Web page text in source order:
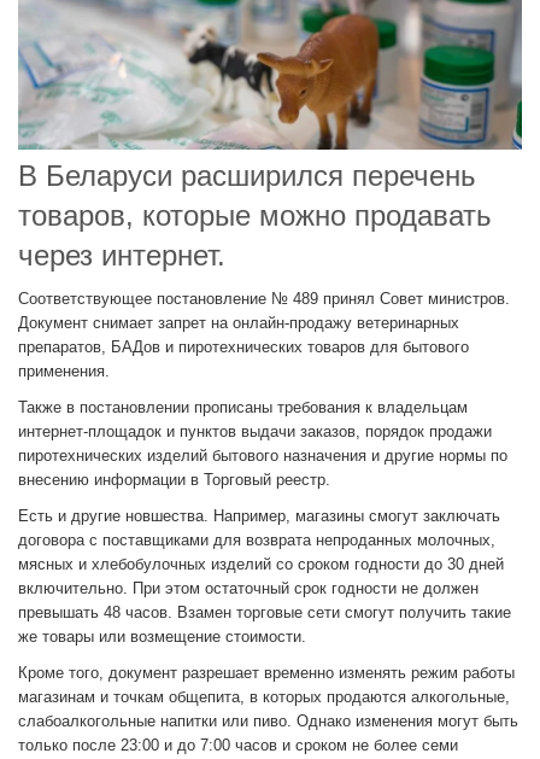
В Беларуси расширился перечень
товаров, которые можно продавать
через интернет.
Соответствующее постановление № 489 принял Совет министров.
Документ снимает запрет на онлайн-продажу ветеринарных
препаратов, БАДов и пиротехнических товаров для бытового
применения.
Также в постановлении прописаны требования к владельцам
интернет-площадок и пунктов выдачи заказов, порядок продажи
пиротехнических изделий бытового назначения и другие нормы по
внесению информации в Торговый реестр.
Есть и другие новшества. Например, магазины смогут заключать
договора с поставщиками для возврата непроданных молочных,
мясных и хлебобулочных изделий со сроком годности до 30 дней
включительно. При этом остаточный срок годности не должен
превышать 48 часов. Взамен торговые сети смогут получить такие
же товары или возмещение стоимости.
Кроме того, документ разрешает временно изменять режим работы
магазинам и точкам общепита, в которых продаются алкогольные,
слабоалкогольные напитки или пиво. Однако изменения могут быть
только после 23:00 и до 7:00 часов и сроком не более семи